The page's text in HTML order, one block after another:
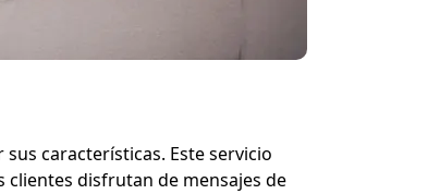
características. Este servicio
disfrutan de mensajes de